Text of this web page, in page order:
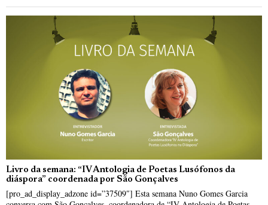
Livro da semana: “IV Antologia de Poetas Lusófonos da
diáspora” coordenada por São Gonçalves
[pro_ad_display_adzone id=”37509″] Esta semana Nuno Gomes Garcia